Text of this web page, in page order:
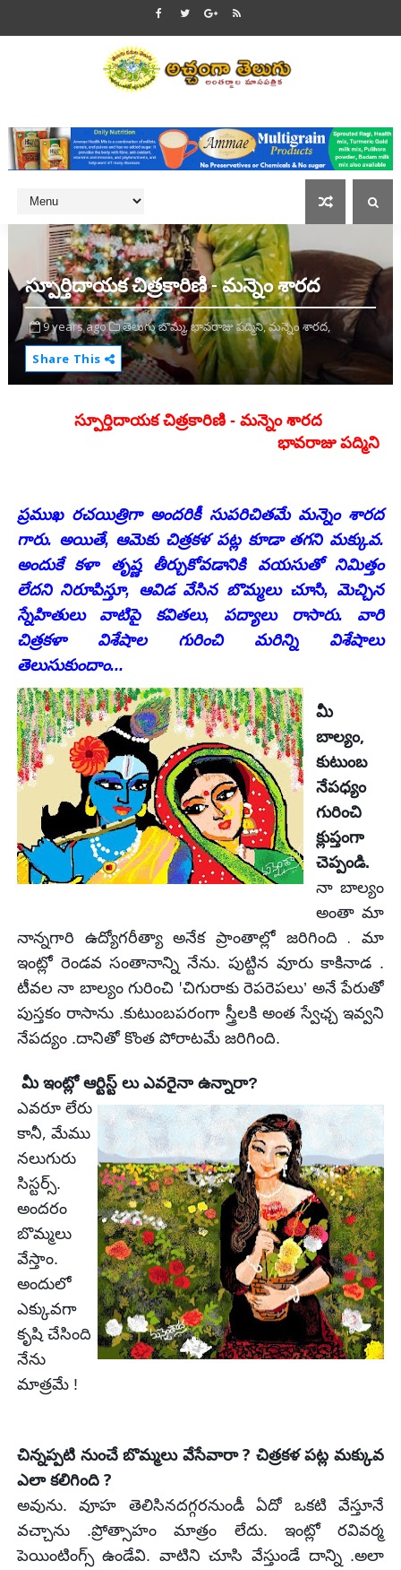
స్పూర్తిదాయక చిత్రకారిణి - మన్నెం శారద
9 years ago తెలుగు బొమ్మ,భావరాజు పద్మిని,మన్నెం శారద,
Share This
స్పూర్తిదాయక చిత్రకారిణి - మన్నెం శారద
భావరాజు పద్మిని
ప్రముఖ రచయిత్రిగా అందరికీ సుపరిచితమే మన్నెం శారద
గారు. అయితే, ఆమెకు చిత్రకళ పట్ల కూడా తగని మక్కువ.
అందుకే కళా తృష్ణ తీర్చుకోవడానికి వయసుతో నిమిత్తం
లేదని నిరూపిస్తూ, ఆవిడ వేసిన బొమ్మలు చూసి, మెచ్చిన
స్నేహితులు వాటిపై కవితలు, పద్యాలు రాసారు. వారి
చిత్రకళా విశేషాల గురించి మరిన్ని విశేషాలు
తెలుసుకుందాం...
మీ
బాల్యం,
కుటుంబ
నేపధ్యం
గురించి
క్లుప్తంగా
చెప్పండి.
నా బాల్యం
అంతా మా
నాన్నగారి ఉద్యోగరీత్యా అనేక ప్రాంతాల్లో జరిగింది .
మా
ఇంట్లో రెండవ సంతానాన్ని నేను. పుట్టిన వూరు కాకినాడ .
టీవల నా బాల్యం గురించి 'చిగురాకు రెపరెపలు’ అనే పేరుతో
పుస్తకం రాసాను .కుటుంబపరంగా స్త్రీలకి అంత స్వేఛ్చ ఇవ్వని
నేపద్యం .దానితో కొంత పోరాటమే జరిగింది.
మీ ఇంట్లో ఆర్టిస్ట్ లు ఎవరైనా ఉన్నారా?
ఎవరూ లేరు
కానీ, మేము
నలుగురు
సిస్టర్స్.
అందరం
బొమ్మలు
వేస్తాం.
అందులో
ఎక్కువగా
కృషి చేసింది
నేను
మాత్రమే !
చిన్నప్పటి నుంచే బొమ్మలు వేసేవారా? చిత్రకళ పట్ల మక్కువ
ఎలా కలిగింది ?
అవును. వూహ తెలిసినదగ్గరనుండీ
ఏదో ఒకటి వేస్తూనే
వచ్చాను .ప్రోత్సాహం మాత్రం లేదు. ఇంట్లో రవివర్మ
పెయింటింగ్స్ ఉండేవి. వాటిని చూసి వేస్తుండే దాన్ని .అలా